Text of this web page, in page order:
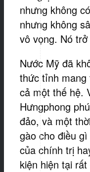
nhưng không
nhưng không
vô vọng. Nó
Nước Mỹ đã
thức tỉnh mang
cả một thế hệ.
Hưngphong
đảo, và một
gào cho điều
của chính trị
kiện hiện tại